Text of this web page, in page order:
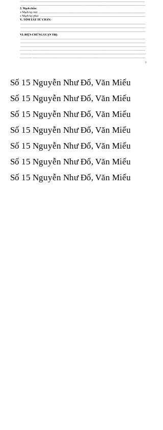
Số 15 Nguyễn Như Đổ, Văn Miếu​​​​
Số 15 Nguyễn Như Đổ, Văn Miếu​​​​
Số 15 Nguyễn Như Đổ, Văn Miếu​​​​
Số 15 Nguyễn Như Đổ, Văn Miếu​​​​
Số 15 Nguyễn Như Đổ, Văn Miếu​​​​
Số 15 Nguyễn Như Đổ, Văn Miếu​​​​
Số 15 Nguyễn Như Đổ, Văn Miếu​​​​